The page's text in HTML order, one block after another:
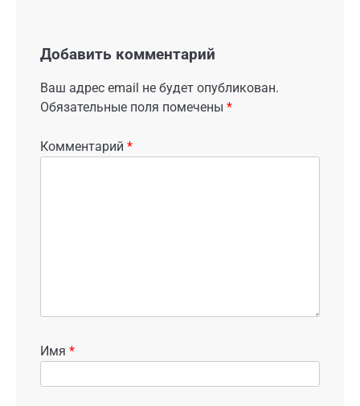
Добавить комментарий
Ваш адрес email не будет опубликован.
Обязательные поля помечены *
Комментарий *
Имя *